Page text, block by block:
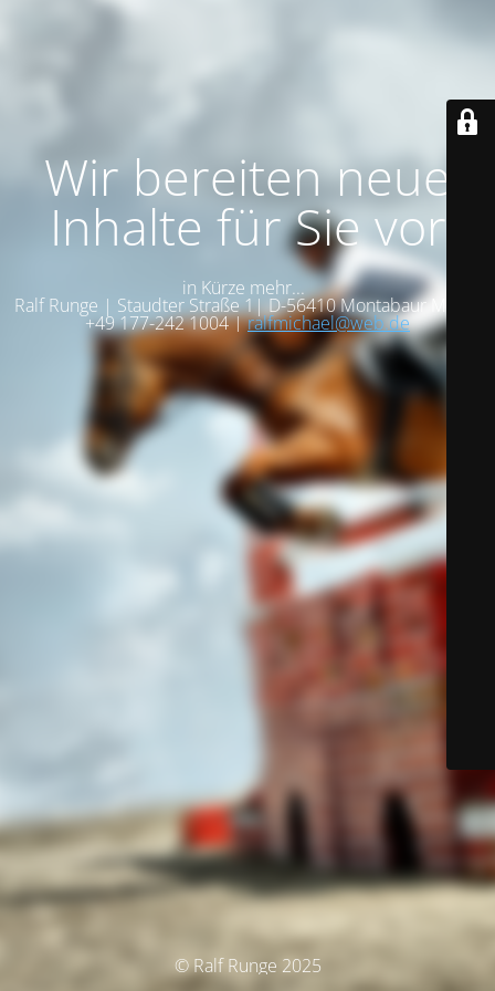
Wir bereiten neue
Inhalte für Sie vor
in Kürze mehr...
Ralf Runge | Staudter Straße 1| D-56410 Montabaur Mobil:
+49 177-242 1004 |ralfmichael@web.de
© Ralf Runge 2025